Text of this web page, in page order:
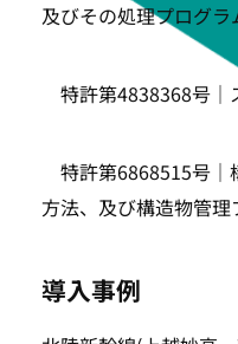
及びその処理プログラ
特許第4838368号｜
特許第6868515号｜
方法、及び構造物管理
導入事例